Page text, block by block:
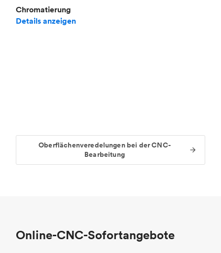
Chromatierung
Details anzeigen
Oberflächenveredelungen bei der CNC-
Bearbeitung
Online-CNC-Sofortangebote